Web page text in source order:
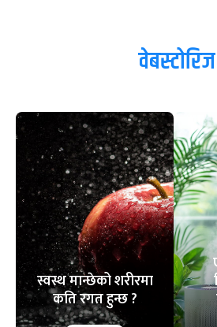
वेबस्टोरिज
स्वस्थ मान्छेको शरीरमा
कति रगत हुन्छ ?